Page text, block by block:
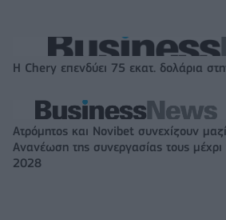
Η Chery επενδύει 75 εκατ. δολάρια
Ατρόμητος και Novibet συνεχίζουν
Ανανέωση της συνεργασίας τους μέχρι
2028